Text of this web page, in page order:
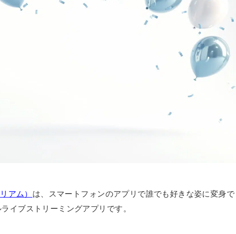
アム） は、スマートフォンのアプリで誰でも好きな姿に変身で
イブストリーミングアプリです。